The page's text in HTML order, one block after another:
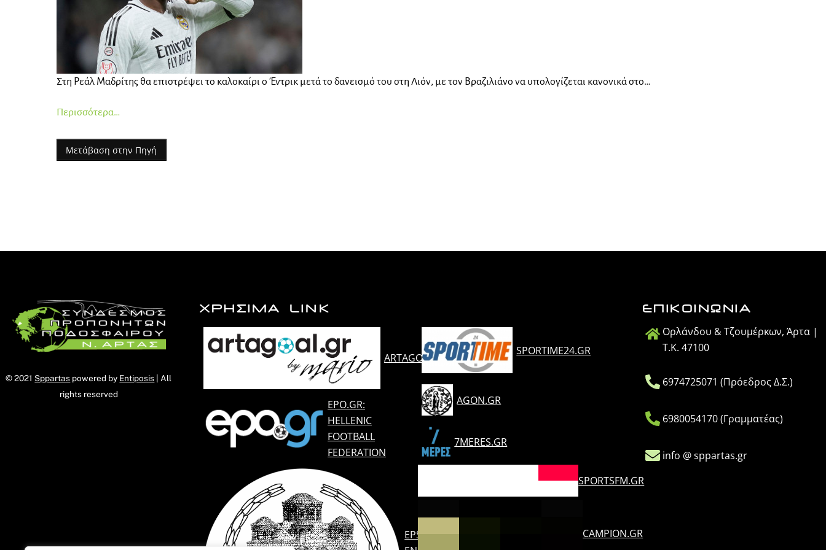
Στη Ρεάλ Μαδρίτης θα επιστρέψει το καλοκαίρι ο Έντρικ μετά το δανεισμό του στη Λιόν, με τον Βραζιλιάνο να υπολογίζεται κανονικά στο…
Περισσότερα…
Μετάβαση στην Πηγή
© 2021 Sppartas powered by Entiposis | All
rights reserved
ΧΡΗΣΙΜΑ LINK
ARTAGOAL.GR
EPO.GR:
HELLENIC
FOOTBALL
FEDERATION
EPSARTAS.GR:
SPORTIME24.GR
AGON.GR
7MERES.GR
SPORTSFM.GR
CAMPION.GR
ΕΠΙΚΟΙΝΩΝΙΑ
Ορλάνδου & Τζουμέρκων, Άρτα |
Τ.Κ. 47100
6974725071 (Πρόεδρος Δ.Σ.)
6980054170 (Γραμματέας)
info @ sppartas.gr